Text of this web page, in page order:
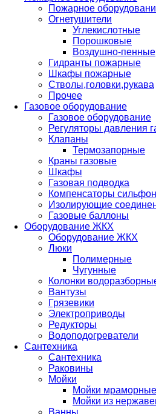
Пожарное
Огнетушители
Углекислотные
Порошковые
Воздушно-пенные
Гидранты пожарные
Шкафы пожарные
Стволы,головки,рукава
Прочее
Газовое оборудование
Газовое оборудование
Регуляторы давления
Клапаны
Термозапорные
Краны газовые
Шкафы
Газовая подводка
Компенсаторы
Изолирующие
Газовые баллоны
Оборудование ЖКХ
Оборудование ЖКХ
Люки
Полимерные
Чугунные
Колонки
Вантузы
Грязевики
Электроприводы
Редукторы
Водоподогреватели
Сантехника
Сантехника
Раковины
Мойки
Мойки мраморные
Мойки из